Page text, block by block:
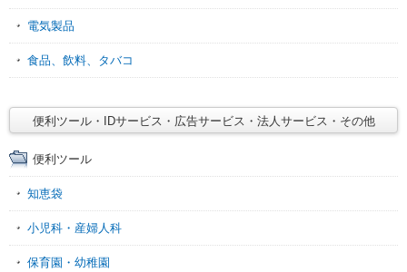
電気製品
食品、飲料、タバコ
便利ツール・IDサービス・広告サービス・法人サービス・その他
便利ツール
知恵袋
小児科・産婦人科
保育園・幼稚園